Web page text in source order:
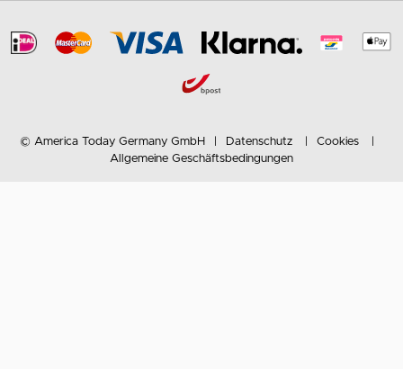
© America Today Germany GmbH Datenschutz
Cookies
Allgemeine Geschäftsbedingungen